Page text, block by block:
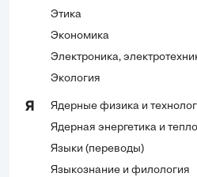
Этика
Экономика
Электроника,
Экология
Я
Ядерные физика и
Ядерная энергетика и
Языки (переводы)
Языкознание и филология